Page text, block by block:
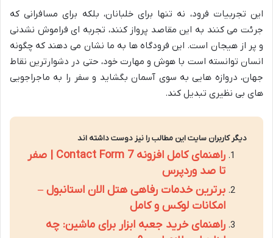
این تجربیات فرود، نه تنها برای خلبانان، بلکه برای مسافرانی که
جرئت می کنند به این مقاصد پرواز کنند، تجربه ای فراموش نشدنی
و پر از هیجان است. این فرودگاه ها به ما نشان می دهند که چگونه
انسان توانسته است با هوش و مهارت خود، حتی در دشوارترین نقاط
جهان، دروازه هایی به سوی آسمان بگشاید و سفر را به ماجراجویی
های بی نظیری تبدیل کند.
دیگر کاربران سایت این مطالب را نیز دوست داشته اند
راهنمای کامل افزونه Contact Form 7 | صفر
تا صد وردپرس
برترین خدمات رفاهی هتل الان استانبول –
امکانات لوکس و کامل
راهنمای خرید جعبه ابزار برای ماشین: چه